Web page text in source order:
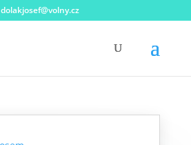
dolakjosef@volny.cz